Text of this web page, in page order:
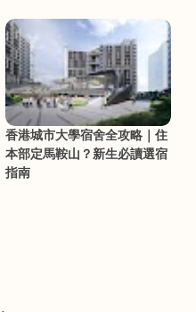
香港城市大學宿舍全攻略｜住
本部定馬鞍山？新生必讀選宿
指南